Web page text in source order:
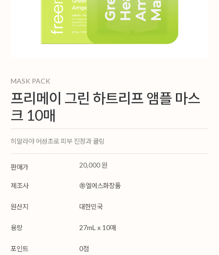
MASK PACK
프리메이 그린 하트리프 앰플 마스
크 10매
히말라야 어성초로 피부 진정과 쿨링
판매가 20,000 원
제조사 ㈜엘에스화장품
원산지 대한민국
용량 27mL x 10매
포인트 0점